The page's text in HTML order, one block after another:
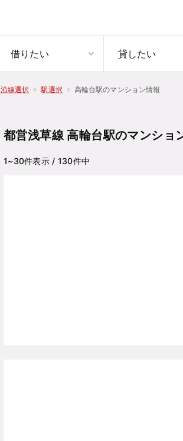
借りたい 貸したい
沿線選択 駅選択 高輪台駅のマンション情報
都営浅草線 高輪台駅のマンショ
1~30件表示/ 130件中